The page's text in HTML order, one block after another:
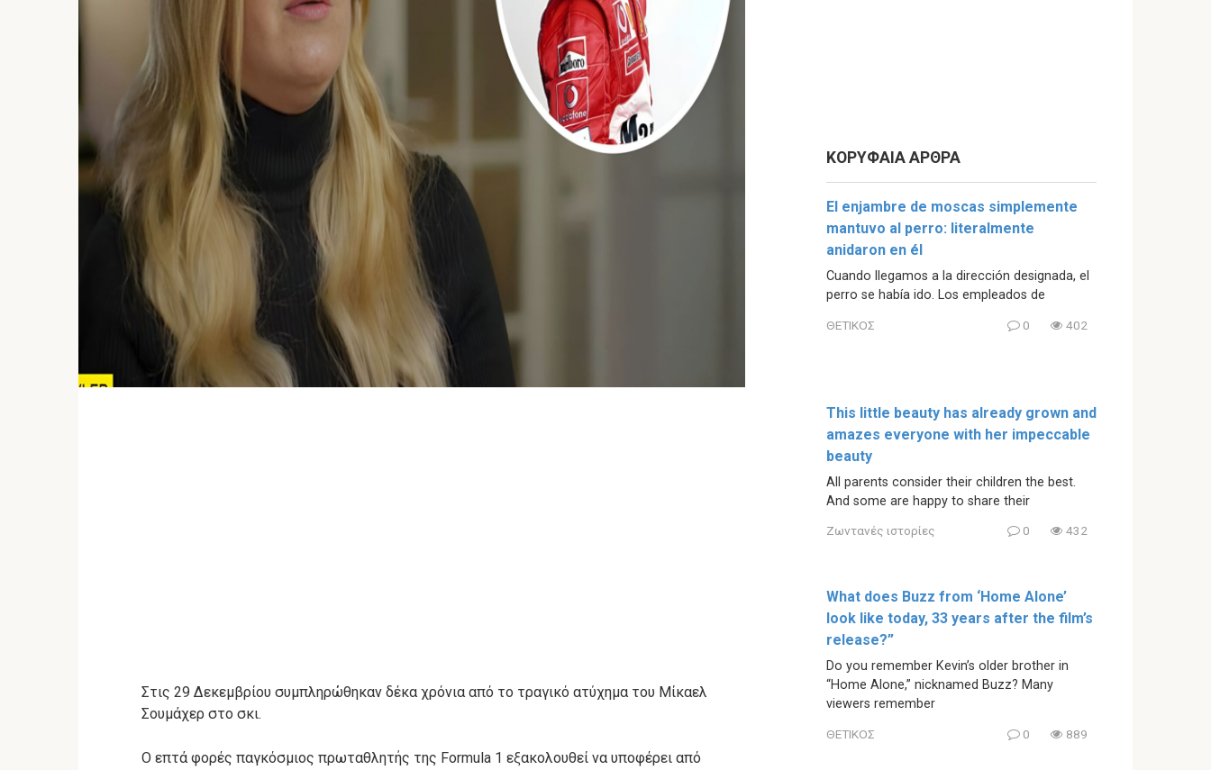
Στις 29 Δεκεμβρίου συμπληρώθηκαν δέκα χρόνια από το τραγικό ατύχημα του Μίκαελ
Σουμάχερ στο σκι.
Ο επτά φορές παγκόσμιος πρωταθλητής της Formula 1 εξακολουθεί να υποφέρει από
ΚΟΡΥΦΑΙΑ ΑΡΘΡΑ
El enjambre de moscas simplemente
mantuvo al perro: literalmente
anidaron en él
Cuando llegamos a la dirección designada, el
perro se había ido. Los empleados de
ΘΕΤΙΚΟΣ 0 402
This little beauty has already grown and
amazes everyone with her impeccable
beauty
All parents consider their children the best.
And some are happy to share their
Ζωντανές ιστορίες 0 432
What does Buzz from ‘Home Alone’
look like today, 33 years after the film’s
release?”
Do you remember Kevin’s older brother in
“Home Alone,” nicknamed Buzz? Many
viewers remember
ΘΕΤΙΚΟΣ 0 889